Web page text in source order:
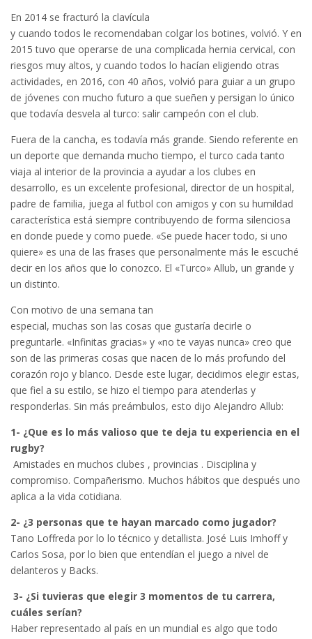
En 2014 se fracturó la clavícula
y cuando todos le recomendaban colgar los botines, volvió. Y en
2015 tuvo que operarse de una complicada hernia cervical, con
riesgos muy altos, y cuando todos lo hacían eligiendo otras
actividades, en 2016, con 40 años, volvió para guiar a un grupo
de jóvenes con mucho futuro a que sueñen y persigan lo único
que todavía desvela al turco: salir campeón con el club.
Fuera de la cancha, es todavía más grande. Siendo referente en
un deporte que demanda mucho tiempo, el turco cada tanto
viaja al interior de la provincia a ayudar a los clubes en
desarrollo, es un excelente profesional, director de un hospital,
padre de familia, juega al futbol con amigos y con su humildad
característica está siempre contribuyendo de forma silenciosa
en donde puede y como puede. «Se puede hacer todo, si uno
quiere» es una de las frases que personalmente más le escuché
decir en los años que lo conozco. El «Turco» Allub, un grande y
un distinto.
Con motivo de una semana tan
especial, muchas son las cosas que gustaría decirle o
preguntarle. «Infinitas gracias» y «no te vayas nunca» creo que
son de las primeras cosas que nacen de lo más profundo del
corazón rojo y blanco. Desde este lugar, decidimos elegir estas,
que fiel a su estilo, se hizo el tiempo para atenderlas y
responderlas. Sin más preámbulos, esto dijo Alejandro Allub:
1- ¿Que es lo más valioso que te deja tu experiencia en el
rugby?
Amistades en muchos clubes , provincias . Disciplina y
compromiso. Compañerismo. Muchos hábitos que después uno
aplica a la vida cotidiana.
2- ¿3 personas que te hayan marcado como jugador?
Tano Loffreda por lo lo técnico y detallista. José Luis Imhoff y
Carlos Sosa, por lo bien que entendían el juego a nivel de
delanteros y Backs.
3- ¿Si tuvieras que elegir 3 momentos de tu carrera,
cuáles serían?
Haber representado al país en un mundial es algo que todo